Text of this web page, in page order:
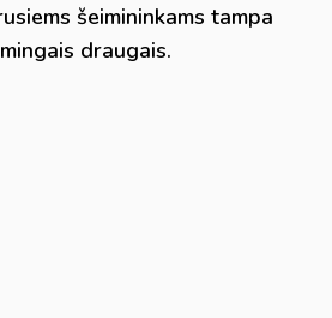
šeimininkams tampa
draugais.